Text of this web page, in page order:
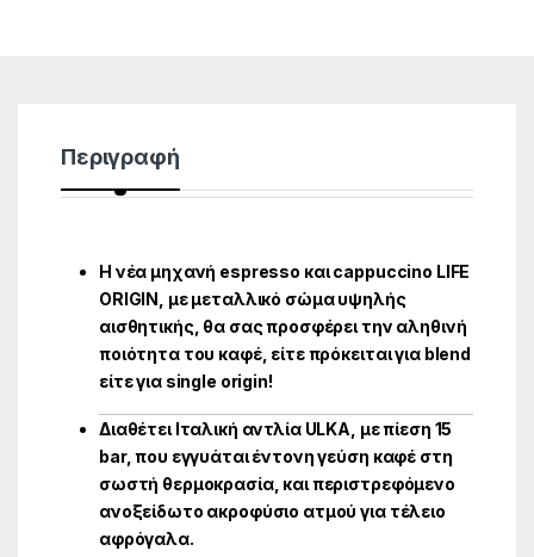
Περιγραφή
Η νέα μηχανή espresso και cappuccino LIFE
ORIGIN, με μεταλλικό σώμα υψηλής
αισθητικής, θα σας προσφέρει την αληθινή
ποιότητα του καφέ, είτε πρόκειται για blend
είτε για single origin!
Διαθέτει Ιταλική αντλία ULKA, με πίεση 15
bar, που εγγυάται έντονη γεύση καφέ στη
σωστή θερμοκρασία, και περιστρεφόμενο
ανοξείδωτο ακροφύσιο ατμού για τέλειο
αφρόγαλα.